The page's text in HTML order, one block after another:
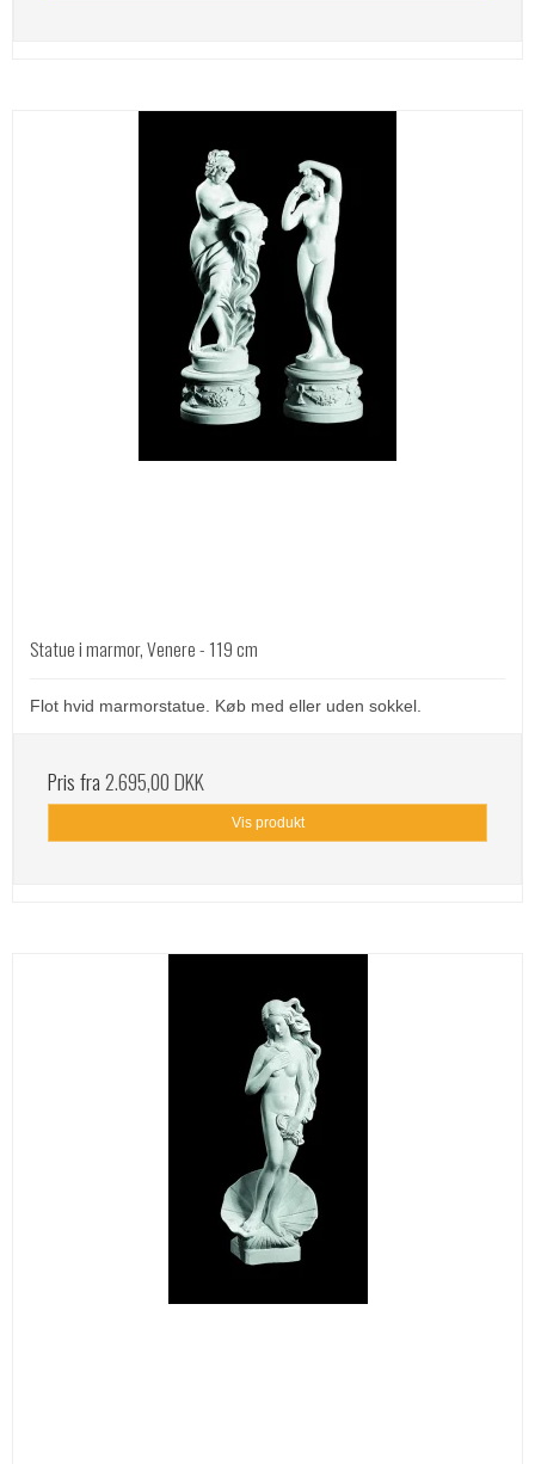
Statue i marmor, Venere - 119 cm
Flot hvid marmorstatue. Køb med eller uden sokkel.
Pris fra2.695,00 DKK
Vis produkt